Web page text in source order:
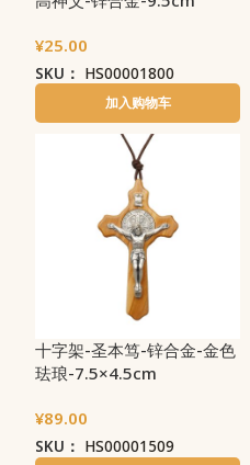
¥25.00
SKU： HS00001800
加入购物车
十字架-圣本笃-锌合金-金色
珐琅-7.5×4.5cm
¥89.00
SKU： HS00001509